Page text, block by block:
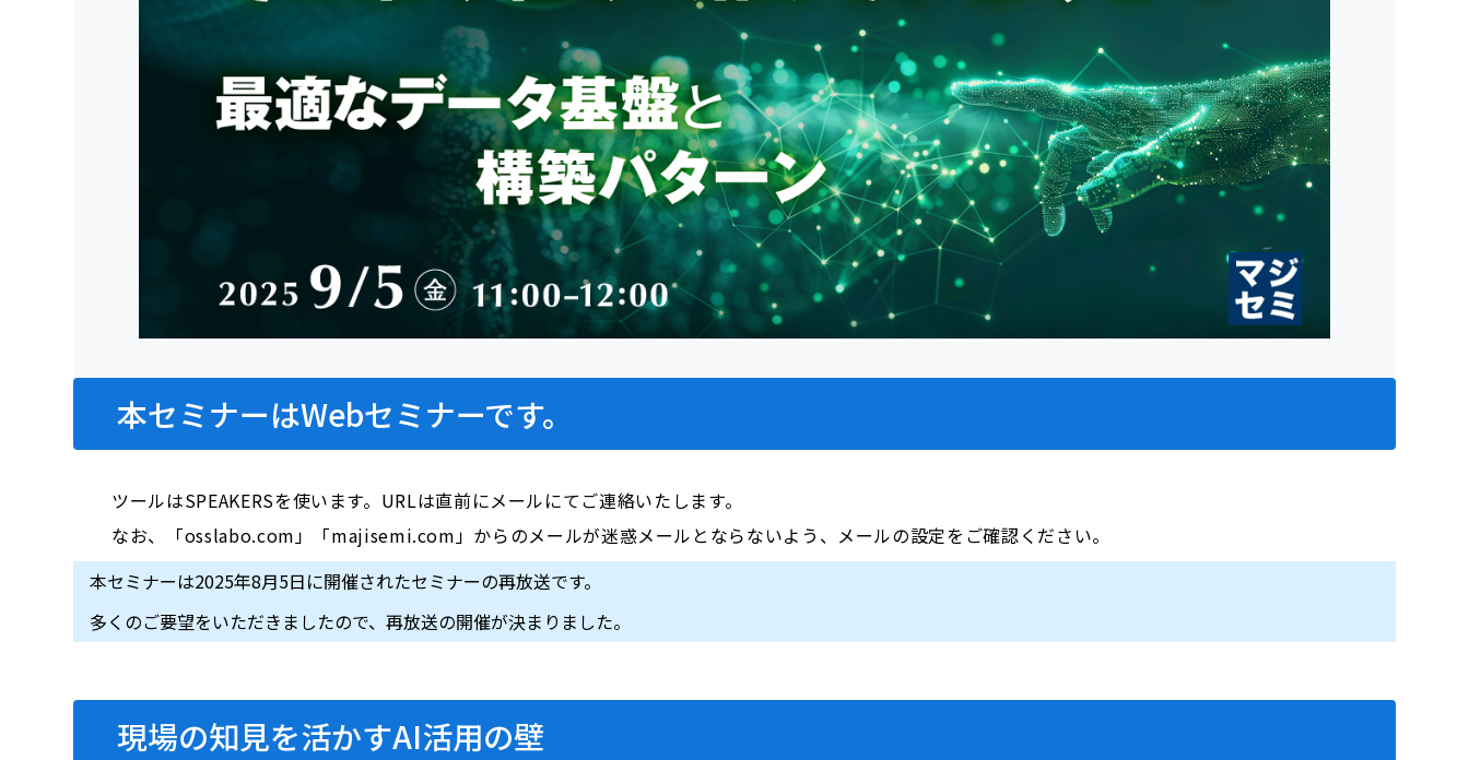
本セミナーはWebセミナーです。
ツールはSPEAKERSを使います。URLは直前にメールにてご連絡いたします。
なお、「osslabo.com」「majisemi.com」からのメールが迷惑メールとならないよう、メールの設定をご確認ください。
本セミナーは2025年8月5日に開催されたセミナーの再放送です。
多くのご要望をいただきましたので、再放送の開催が決まりました。
現場の知見を活かすAI活用の壁